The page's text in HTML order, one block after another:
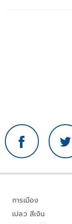
การเมือง
เปลว สีเงิน